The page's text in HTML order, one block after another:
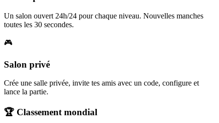
Un salon ouvert 24h/24 pour chaque niveau. Nouvelles manches
toutes les 30 secondes.
🎮
Salon privé
Crée une salle privée, invite tes amis avec un code, configure et
lance la partie.
🏆 Classement mondial